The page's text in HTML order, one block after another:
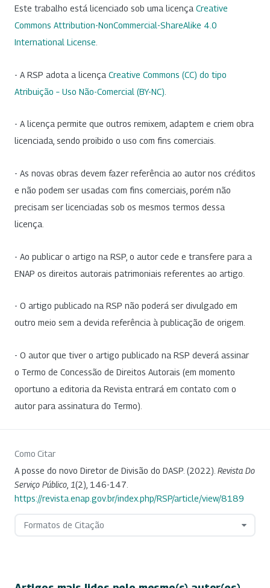
Este trabalho está licenciado sob uma licença Creative
Commons Attribution-NonCommercial-ShareAlike 4.0
International License
- A RSP adota a licença Creative Commons (CC) do tipo
Atribuição – Uso Não-Comercial (BY-NC)
- A licença permite que outros remixem, adaptem e criem obra
licenciada, sendo proibido o uso com fins comerciais.
- As novas obras devem fazer referência ao autor nos créditos
e não podem ser usadas com fins comerciais, porém não
precisam ser licenciadas sob os mesmos termos dessa
licença.
- Ao publicar o artigo na RSP, o autor cede e transfere para a
ENAP os direitos autorais patrimoniais referentes ao artigo.
- O artigo publicado na RSP não poderá ser divulgado em
outro meio sem a devida referência à publicação de origem.
- O autor que tiver o artigo publicado na RSP deverá assinar
o Termo de Concessão de Direitos Autorais (em momento
oportuno a editoria da Revista entrará em contato com o
autor para assinatura do Termo).
Como Citar
A posse do novo Diretor de Divisão do DASP. (2022). Revista Do
Serviço Público 1(2), 146-147.
https://revista.enap.gov.br/index.php/RSP/article/view/8189
Formatos de Citação